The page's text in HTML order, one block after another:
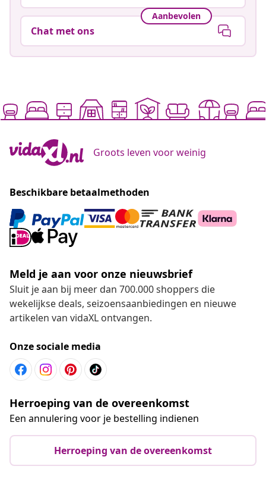
Aanbevolen
Chat met ons
Groots leven voor weinig
Beschikbare betaalmethoden
Meld je aan voor onze nieuwsbrief
Sluit je aan bij meer dan 700.000 shoppers die
wekelijkse deals, seizoensaanbiedingen en nieuwe
artikelen van vidaXL ontvangen.
Onze sociale media
Herroeping van de overeenkomst
Een annulering voor je bestelling indienen
Herroeping van de overeenkomst